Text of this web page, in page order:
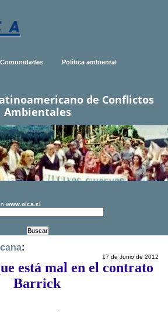
Comunidades Política ambiental
de Conflictos
Ambientales
www.olca.cl
:
17 de Junio de 2012
está mal en el contrato
Barrick